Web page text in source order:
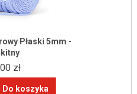
Płaski 5mm -
zł